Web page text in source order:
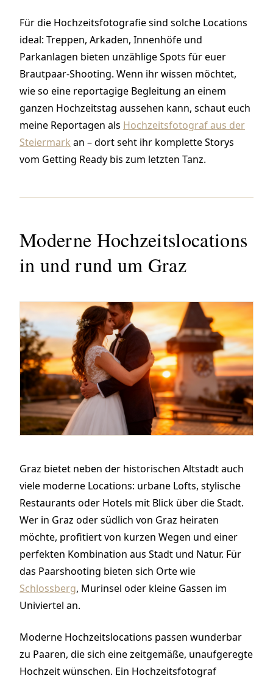
Für die Hochzeitsfotografie sind solche Locations
ideal: Treppen, Arkaden, Innenhöfe und
Parkanlagen bieten unzählige Spots für euer
Brautpaar-Shooting. Wenn ihr wissen möchtet,
wie so eine reportagige Begleitung an einem
ganzen Hochzeitstag aussehen kann, schaut euch
meine Reportagen als Hochzeitsfotograf aus der
Steiermark an – dort seht ihr komplette Storys
vom Getting Ready bis zum letzten Tanz.
Moderne Hochzeitslocations
in und rund um Graz
Graz bietet neben der historischen Altstadt auch
viele moderne Locations: urbane Lofts, stylische
Restaurants oder Hotels mit Blick über die Stadt.
Wer in Graz oder südlich von Graz heiraten
möchte, profitiert von kurzen Wegen und einer
perfekten Kombination aus Stadt und Natur. Für
das Paarshooting bieten sich Orte wie
Schlossberg, Murinsel oder kleine Gassen im
Univiertel an.
Moderne Hochzeitslocations passen wunderbar
zu Paaren, die sich eine zeitgemäße, unaufgeregte
Hochzeit wünschen. Ein Hochzeitsfotograf